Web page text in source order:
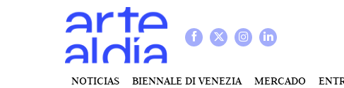
NOTICIAS BIENNALE DI VENEZIA MERCADO